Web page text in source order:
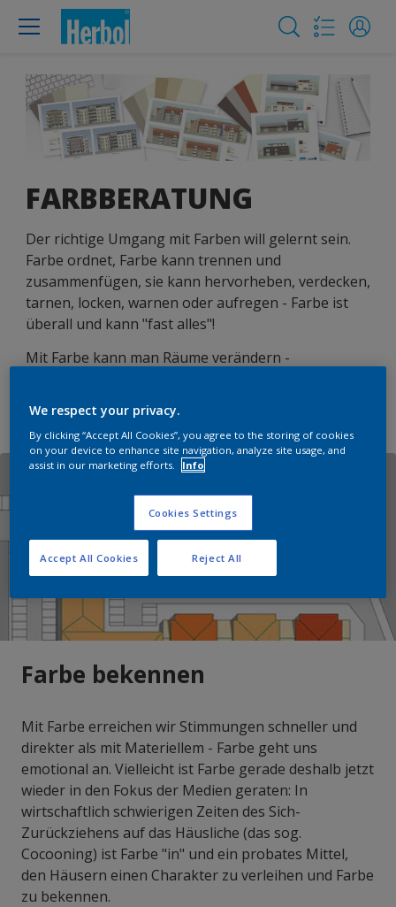
FARBBERATUNG
Der richtige Umgang mit Farben will gelernt sein.
Farbe ordnet, Farbe kann trennen und
zusammenfügen, sie kann hervorheben, verdecken,
tarnen, locken, warnen oder aufregen - Farbe ist
überall und kann "fast alles"!
Mit Farbe kann man Räume verändern -
Farbe bekennen
Mit Farbe erreichen wir Stimmungen schneller und
direkter als mit Materiellem - Farbe geht uns
emotional an. Vielleicht ist Farbe gerade deshalb jetzt
wieder in den Fokus der Medien geraten: In
wirtschaftlich schwierigen Zeiten des Sich-
Zurückziehens auf das Häusliche (das sog.
Cocooning) ist Farbe "in" und ein probates Mittel,
den Häusern einen Charakter zu verleihen und Farbe
zu bekennen.
We respect your privacy.
By clicking “Accept All Cookies”, you agree to the storing of cookies
on your device to enhance site navigation, analyze site usage, and
assist in our marketing efforts.
Info
Cookies Settings
Reject All
Accept All Cookies